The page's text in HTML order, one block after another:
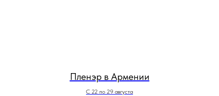
Пленэр в Армении
С 22 по 29 августа